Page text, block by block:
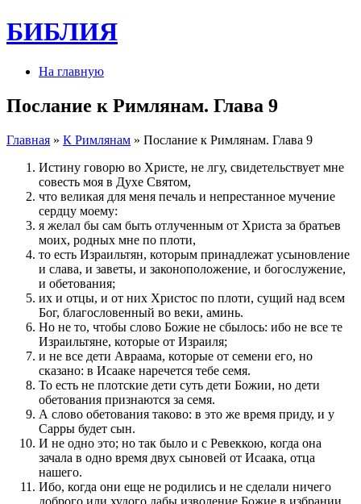
БИБЛИЯ
На главную
Послание к Римлянам. Глава 9
Главная » К Римлянам » Послание к Римлянам. Глава 9
Истину говорю во Христе, не лгу, свидетельствует мне
совесть моя в Духе Святом,
что великая для меня печаль и непрестанное мучение
сердцу моему:
я желал бы сам быть отлученным от Христа за братьев
моих, родных мне по плоти,
то есть Израильтян, которым принадлежат усыновление
и слава, и заветы, и законоположение, и богослужение,
и обетования;
их и отцы, и от них Христос по плоти, сущий над всем
Бог, благословенный во веки, аминь.
Но не то, чтобы слово Божие не сбылось: ибо не все те
Израильтяне, которые от Израиля;
и не все дети Авраама, которые от семени его, но
сказано: в Исааке наречется тебе семя.
То есть не плотские дети суть дети Божии, но дети
обетования признаются за семя.
А слово обетования таково: в это же время приду, и у
Сарры будет сын.
И не одно это; но так было и с Ревеккою, когда она
зачала в одно время двух сыновей от Исаака, отца
нашего.
Ибо, когда они еще не родились и не сделали ничего
доброго или худого дабы изволение Божие в избрании